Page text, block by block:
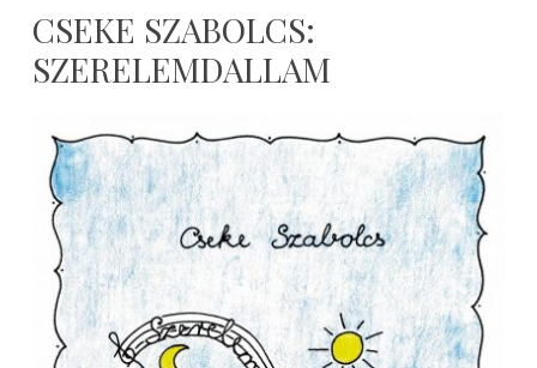
CSEKE SZABOLCS:
SZERELEMDALLAM